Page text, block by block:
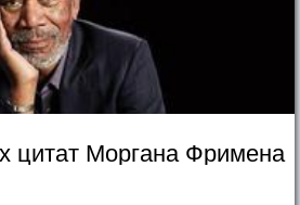
цитат Моргана Фримена